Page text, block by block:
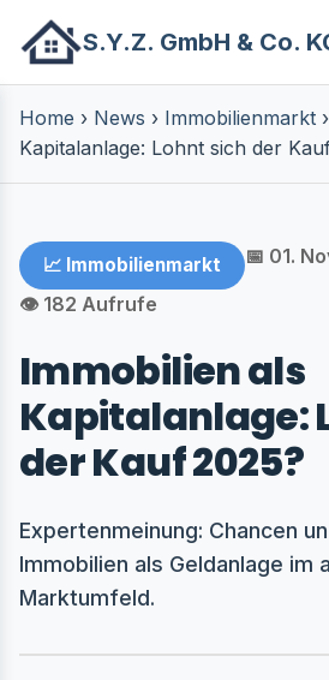
S.Y.Z. GmbH & Co.
Home › News › Immobilienmarkt ›
Kapitalanlage: Lohnt sich der
📈 Immobilienmarkt
📅 01.
👁️ 182 Aufrufe
Immobilien als
Kapitalanlage:
der Kauf 2025?
Expertenmeinung: Chancen
Immobilien als Geldanlage im
Marktumfeld.